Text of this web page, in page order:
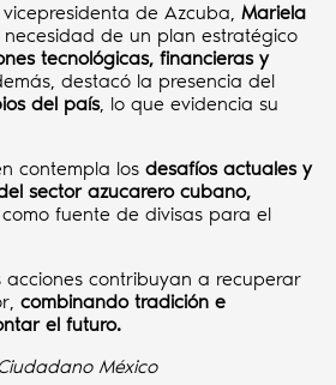
de Azcuba, Mariela
de un plan estratégico
tecnológicas, financieras y
destacó la presencia del
del país, lo que evidencia su
contempla los desafíos actuales y
sector azucarero cubano,
fuente de divisas para el
acciones contribuyan a recuperar
combinando tradición e
el futuro.
México